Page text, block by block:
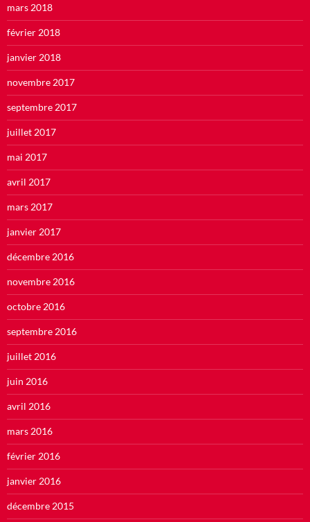
mars 2018
février 2018
janvier 2018
novembre 2017
septembre 2017
juillet 2017
mai 2017
avril 2017
mars 2017
janvier 2017
décembre 2016
novembre 2016
octobre 2016
septembre 2016
juillet 2016
juin 2016
avril 2016
mars 2016
février 2016
janvier 2016
décembre 2015